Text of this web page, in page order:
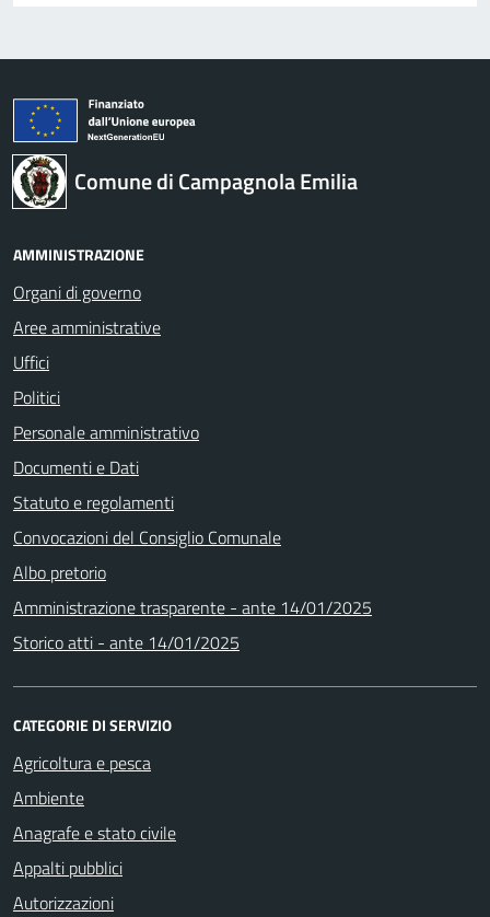
Comune di Campagnola Emilia
AMMINISTRAZIONE
Organi di governo
Aree amministrative
Uffici
Politici
Personale amministrativo
Documenti e Dati
Statuto e regolamenti
Convocazioni del Consiglio Comunale
Albo pretorio
Amministrazione trasparente - ante 14/01/2025
Storico atti - ante 14/01/2025
CATEGORIE DI SERVIZIO
Agricoltura e pesca
Ambiente
Anagrafe e stato civile
Appalti pubblici
Autorizzazioni